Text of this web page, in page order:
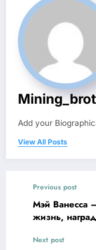
Add your
View All Posts
Previous post
Мэй Ванесса
жизнь,
Next post